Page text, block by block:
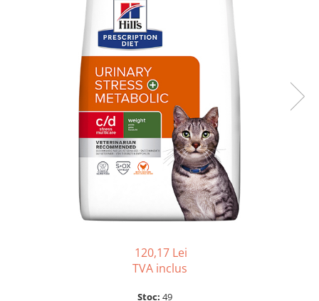
Suport Articular
Suport Digestiv
120,17 Lei
TVA inclus
Stoc: 49